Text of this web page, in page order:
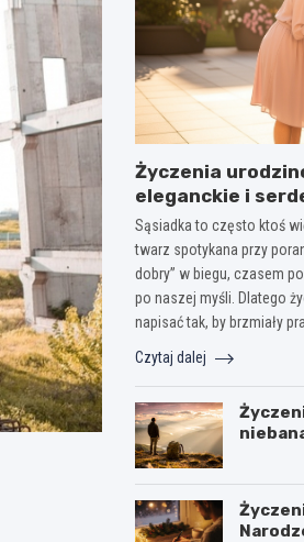
Życzenia
eleganckie i
Sąsiadka to często ktoś
twarz spotykana przy
dobry” w biegu, czasem
po naszej myśli. Dlatego
napisać tak, by brzmiały
Czytaj dalej